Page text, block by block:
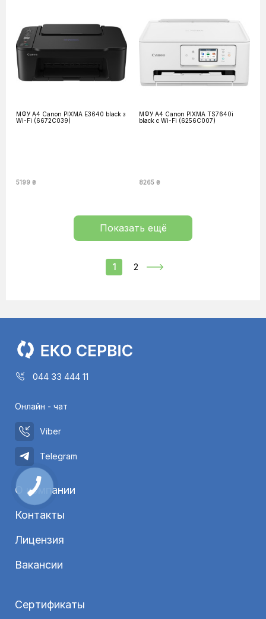
МФУ А4 Canon PIXMA E3640 black з
Wi-Fi (6672C039)
5199 ₴
МФУ А4 Canon PIXMA TS7640i
black с Wi-Fi (6256C007)
8265 ₴
Показать ещё
1 2
044 33 444 11
Онлайн - чат
Viber
Telegram
О компании
Контакты
Лицензия
Вакансии
Сертификаты